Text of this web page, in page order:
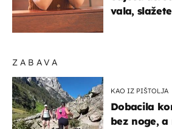
ZABAVA
KAO IZ PIŠTOLJA
Dobacila
bez noge,
vala,